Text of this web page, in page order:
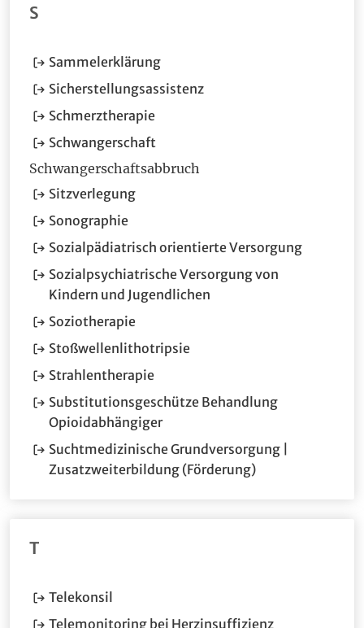
S
Sammelerklärung(Öffnet im neuen Fenster.)
Sicherstellungsassistenz(Öffnet im neuen
Schmerztherapie(Öffnet im neuen Fenster.)
Schwangerschaft
Schwangerschaftsabbruch
Sitzverlegung(Öffnet im neuen Fenster.)
Sonographie(Öffnet im neuen Fenster.)
Sozialpädiatrisch orientierte Versorgung(Öffnet
Sozialpsychiatrische Versorgung von
Kindern und Jugendlichen
Soziotherapie(Öffnet im neuen Fenster.)
Stoßwellenlithotripsie(Öffnet im neuen Fenster.)
Strahlentherapie(Öffnet im neuen Fenster.)
Substitutionsgeschütze Behandlung
Opioidabhängiger(Öffnet im neuen Fenster.)
Suchtmedizinische Grundversorgung |
Zusatzweiterbildung (Förderung)
T
Telekonsil
Telemonitoring bei Herzinsuffizienz(Öffnet im